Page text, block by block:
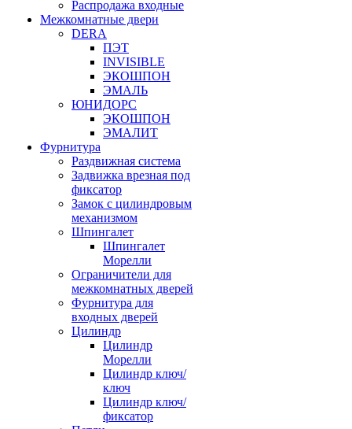
Распродажа входные
Межкомнатные двери
DERA
ПЭТ
INVISIBLE
ЭКОШПОН
ЭМАЛЬ
ЮНИДОРС
ЭКОШПОН
ЭМАЛИТ
Фурнитура
Раздвижная система
Задвижка врезная под
фиксатор
Замок с цилиндровым
механизмом
Шпингалет
Шпингалет
Морелли
Ограничители для
межкомнатных дверей
Фурнитура для
входных дверей
Цилиндр
Цилиндр
Морелли
Цилиндр ключ/
ключ
Цилиндр ключ/
фиксатор